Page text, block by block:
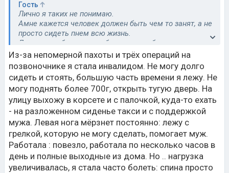
Гость
Лично я таких не понимаю.
Амне кажется человек должен быть чем то занят, а не
просто сидеть пнем всю жизнь.
Ладно не работать на работе, но хотя бы какик то
творческие мастерские или ещё какие то занятия
должны быть.
А так, что они делают весь день?
Из-за непомерной пахоты и трёх операций на
позвоночнике я стала инвалидом. Не могу долго
сидеть и стоять, большую часть времени я лежу. Не
могу поднять более 700г, открыть тугую дверь. На
улицу выхожу в корсете и с палочкой, куда-то ехать
- на разложенном сиденье такси и с поддержкой
мужа. Левая нога мёрзнет постоянно: лежу с
грелкой, которую не могу сделать, помогает муж.
Работала : повезло, работала по несколько часов в
день и полные выходные из дома. Но .. нагрузка
увеличивалась, я стала часто болеть: спина просто